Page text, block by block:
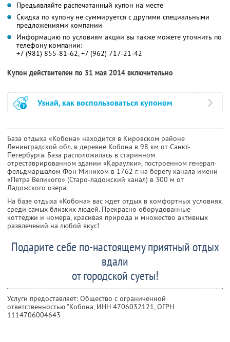
Предъявляйте распечатанный купон на месте
Скидка по купону не суммируется с другими специальными
предложениями компании
Информацию по условиям акции вы также можете уточнить по
телефону компании:
+7 (981) 855-81-62, +7 (962) 717-21-42
Купон действителен по 31 мая 2014 включительно
Узнай, как воспользоваться купоном
База отдыха «Кобона» находится в Кировском районе
Ленинградской обл. в деревне Кобона в 98 км от Санкт-
Петербурга. База расположилась в старинном
отреставрированном здании «Караулки», построенном генерал-
фельдмаршалом Фон Минихом в 1762 г. на берегу канала имени
«Петра Великого» (Старо-ладожский канал) в 300 м от
Ладожского озера.
На базе отдыха «Кобона» вас ждет отдых в комфортных условиях
среди самых близких людей. Прекрасно оборудованные
коттеджи и номера, красивая природа и множество активных
развлечений на любой вкус!
Подарите себе по-настоящему приятный отдых
вдали
от городской суеты!
Услуги предоставляет: Общество с ограниченной
ответственностью "Кобона, ИНН 4706032121, ОГРН
1114706004643